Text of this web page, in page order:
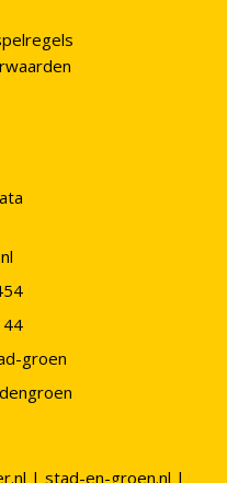
groen
| stad-en-groen.nl |